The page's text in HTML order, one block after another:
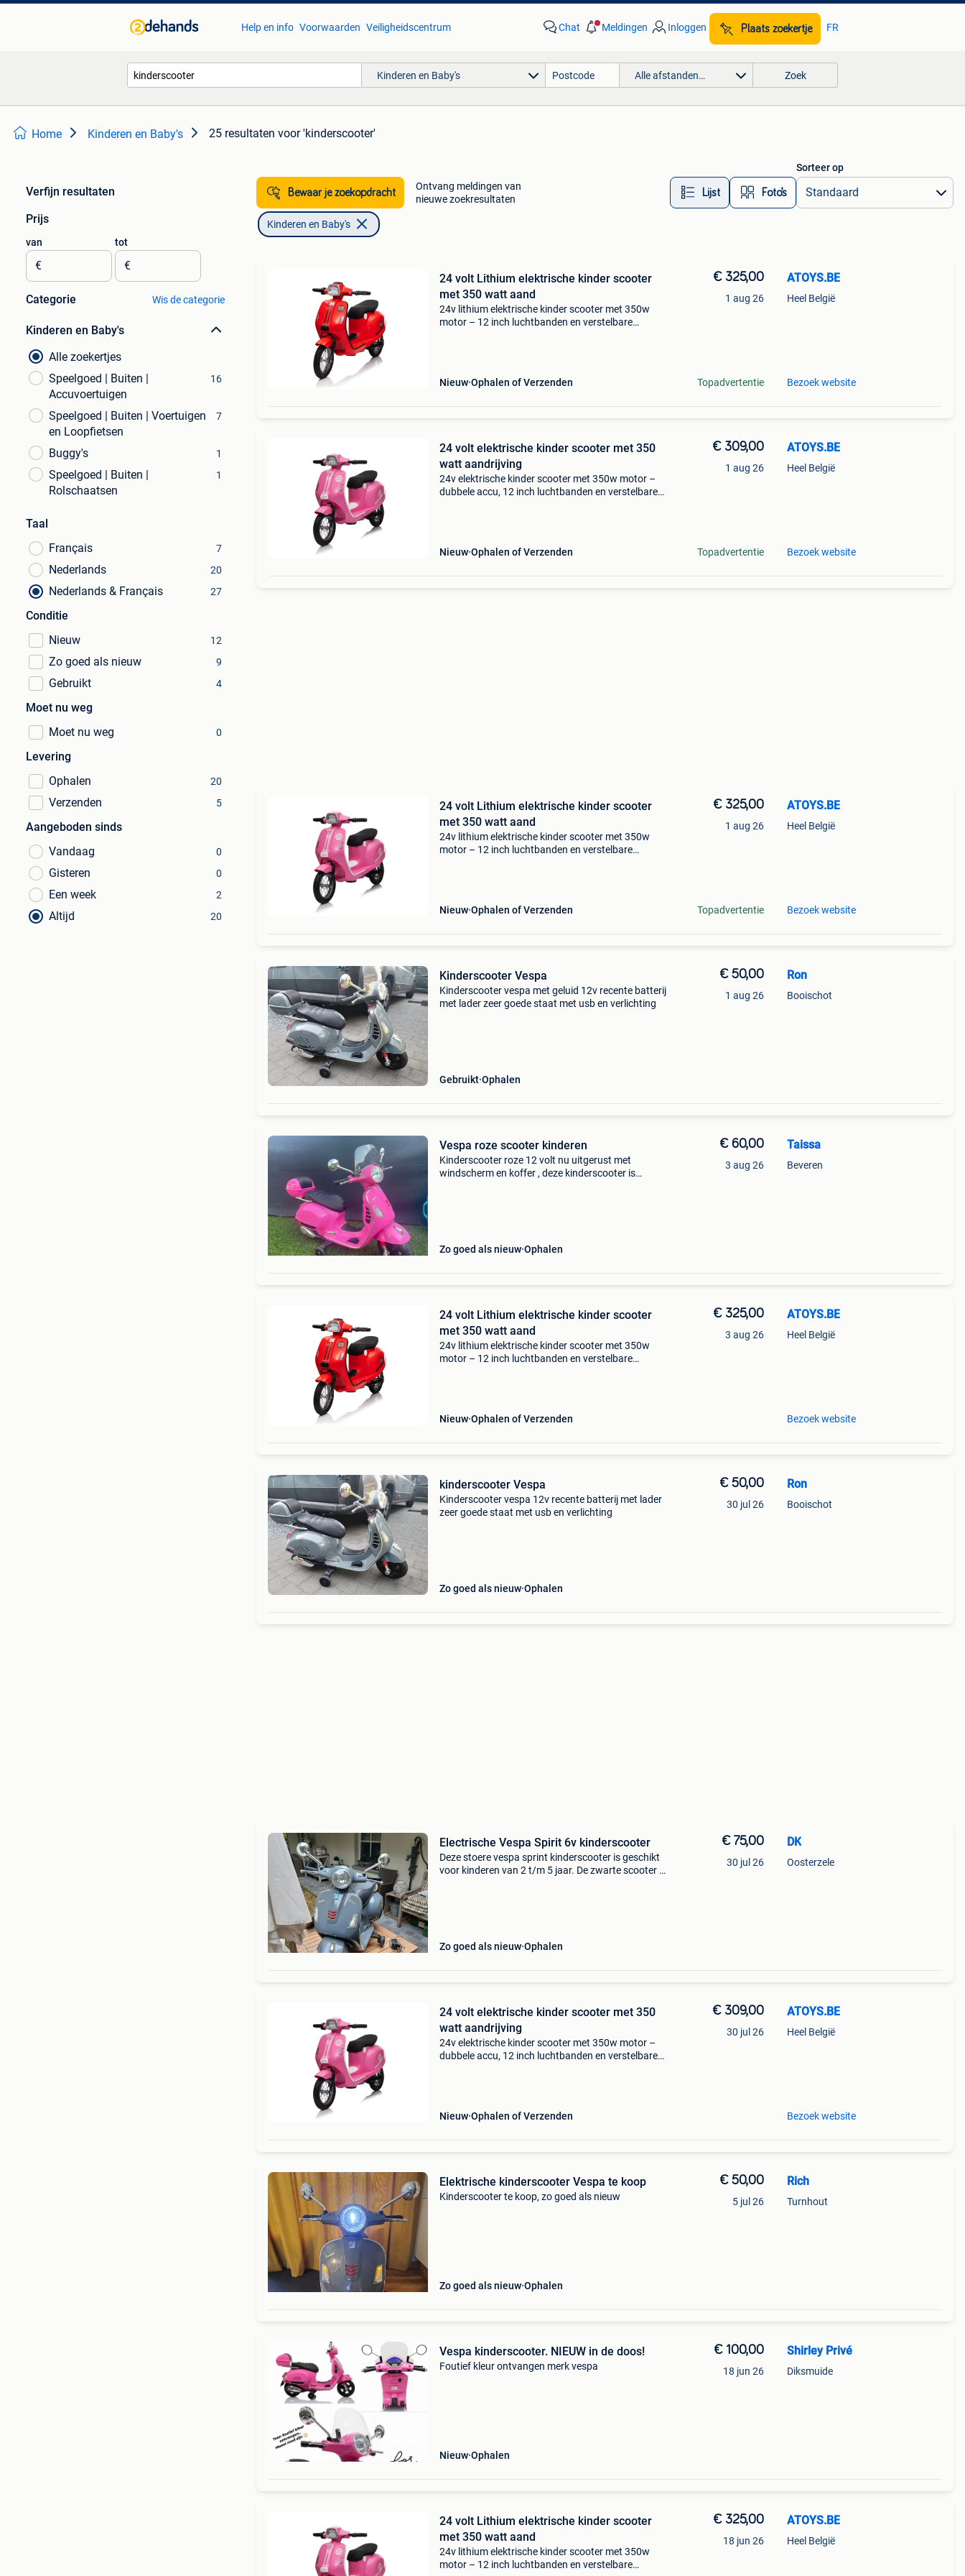
Help en info Voorwaarden Veiligheidscentrum Chat Meldingen Inloggen Plaats zoekertje FR
Kinderen en Baby's Alle afstanden… Zoek
Home Kinderen en Baby's 25 resultaten voor 'kinderscooter'
Verfijn resultaten
Prijs
van
€
tot
€
Categorie Wis de categorie
Kinderen en Baby's
Alle zoekertjes
Speelgoed | Buiten |
Accuvoertuigen
16
Speelgoed | Buiten | Voertuigen
en Loopfietsen
7
Buggy's 1
Speelgoed | Buiten |
Rolschaatsen
1
Taal
Français
7
Nederlands 20
Nederlands & Français 27
Conditie
Nieuw
12
Zo goed als nieuw 9
Gebruikt 4
Moet nu weg
Moet nu weg
0
Levering
Ophalen
20
Verzenden 5
Aangeboden sinds
Vandaag
0
Gisteren 0
Een week 2
Altijd 20
Bewaar je zoekopdracht
Ontvang meldingen van
nieuwe zoekresultaten
Lijst Foto’s
Sorteer op
Kinderen en Baby's
24 volt Lithium elektrische kinder scooter
met 350 watt aand
24v lithium elektrische kinder scooter met 350w
motor – 12 inch luchtbanden en verstelbare
Nieuw Ophalen of Verzenden
€ 325,00
1 aug 26
Topadvertentie
ATOYS.BE
Heel België
Bezoek website
24 volt elektrische kinder scooter met 350
watt aandrijving
24v elektrische kinder scooter met 350w motor –
dubbele accu, 12 inch luchtbanden en verstelbare
Nieuw Ophalen of Verzenden
€ 309,00
1 aug 26
Topadvertentie
ATOYS.BE
Heel België
Bezoek website
24 volt Lithium elektrische kinder scooter
met 350 watt aand
24v lithium elektrische kinder scooter met 350w
motor – 12 inch luchtbanden en verstelbare
Nieuw Ophalen of Verzenden
€ 325,00
1 aug 26
Topadvertentie
ATOYS.BE
Heel België
Bezoek website
Kinderscooter Vespa
Kinderscooter vespa met geluid 12v recente batterij
met lader zeer goede staat met usb en verlichting
Gebruikt Ophalen
€ 50,00
1 aug 26
Ron
Booischot
Vespa roze scooter kinderen
Kinderscooter roze 12 volt nu uitgerust met
windscherm en koffer , deze kinderscooter is
Zo goed als nieuw Ophalen
€ 60,00
3 aug 26
Taissa
Beveren
24 volt Lithium elektrische kinder scooter
met 350 watt aand
24v lithium elektrische kinder scooter met 350w
motor – 12 inch luchtbanden en verstelbare
Nieuw Ophalen of Verzenden
€ 325,00
3 aug 26
ATOYS.BE
Heel België
Bezoek website
kinderscooter Vespa
Kinderscooter vespa 12v recente batterij met lader
zeer goede staat met usb en verlichting
Zo goed als nieuw Ophalen
€ 50,00
30 jul 26
Ron
Booischot
Electrische Vespa Spirit 6v kinderscooter
Deze stoere vespa sprint kinderscooter is geschikt
voor kinderen van 2 t/m 5 jaar. De zwarte scooter is
Zo goed als nieuw Ophalen
€ 75,00
30 jul 26
DK
Oosterzele
24 volt elektrische kinder scooter met 350
watt aandrijving
24v elektrische kinder scooter met 350w motor –
dubbele accu, 12 inch luchtbanden en verstelbare
Nieuw Ophalen of Verzenden
€ 309,00
30 jul 26
ATOYS.BE
Heel België
Bezoek website
Elektrische kinderscooter Vespa te koop
Kinderscooter te koop, zo goed als nieuw
Zo goed als nieuw Ophalen
€ 50,00
5 jul 26
Rich
Turnhout
Vespa kinderscooter. NIEUW in de doos!
Foutief kleur ontvangen merk vespa
Nieuw Ophalen
€ 100,00
18 jun 26
Shirley Privé
Diksmuide
24 volt Lithium elektrische kinder scooter
met 350 watt aand
24v lithium elektrische kinder scooter met 350w
motor – 12 inch luchtbanden en verstelbare
€ 325,00
18 jun 26
ATOYS.BE
Heel België